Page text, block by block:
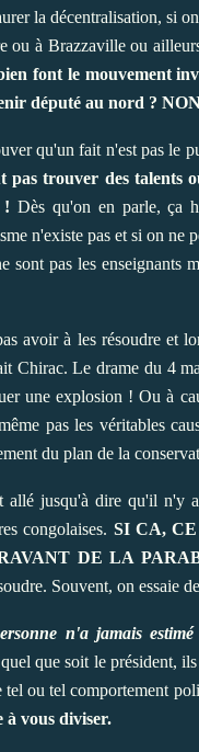
la décentralisation, si
ou à Brazzaville ou
font le mouvement
député au nord ?
qu'un fait n'est pas le
pas trouver des talents
! Dès qu'on en parle, ça
n'existe pas et si on ne
sont pas les enseignants
avoir à les résoudre et
Chirac. Le drame du 4
une explosion ! Ou à
pas les véritables
du plan de la
allé jusqu'à dire qu'il
congolaises. SI CA,
DE LA
Souvent, on essaie
n'a jamais
que soit le président,
ou tel comportement
à vous diviser.